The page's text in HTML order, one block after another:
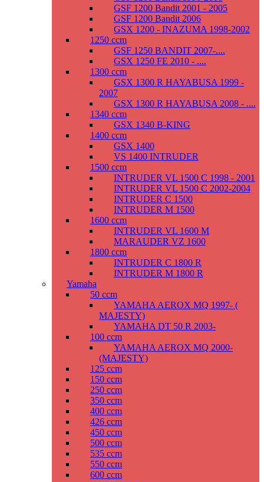
GSF 1200 Bandit 2001 - 2005
GSF 1200 Bandit 2006
GSX 1200 - INAZUMA 1998-2002
1250 ccm
GSF 1250 BANDIT 2007-....
GSX 1250 FE 2010 - ....
1300 ccm
GSX 1300 R HAYABUSA 1999 -
2007
GSX 1300 R HAYABUSA 2008 - ....
1340 ccm
GSX 1340 B-KING
1400 ccm
GSX 1400
VS 1400 INTRUDER
1500 ccm
INTRUDER VL 1500 C 1998 - 2001
INTRUDER VL 1500 C 2002-2004
INTRUDER C 1500
INTRUDER M 1500
1600 ccm
INTRUDER VL 1600 M
MARAUDER VZ 1600
1800 ccm
INTRUDER C 1800 R
INTRUDER M 1800 R
Yamaha
50 ccm
YAMAHA AEROX MQ 1997- (
MAJESTY)
YAMAHA DT 50 R 2003-
100 ccm
YAMAHA AEROX MQ 2000-
(MAJESTY)
125 ccm
150 ccm
250 ccm
350 ccm
400 ccm
426 ccm
450 ccm
500 ccm
535 ccm
550 ccm
600 ccm